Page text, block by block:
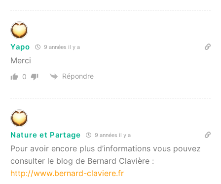
Yapo 9 années il y a
Merci
0 Répondre
Nature et Partage 9 années il y a
Pour avoir encore plus d’informations vous pouvez
consulter le blog de Bernard Clavière :
http://www.bernard-claviere.fr